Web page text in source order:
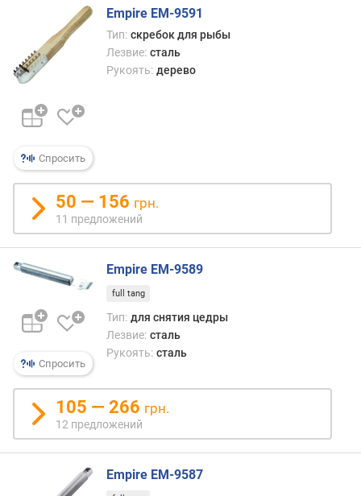
R
C
)
Спросить
Empire EM-9591
Тип: скребок для рыбы
Лезвие: сталь
Рукоять: дерево
50 — 156 грн.
11 предложений
Спросить
Empire EM-9589
full tang
Тип: для снятия цедры
Лезвие: сталь
Рукоять: сталь
105 — 266 грн.
12 предложений
Empire EM-9587